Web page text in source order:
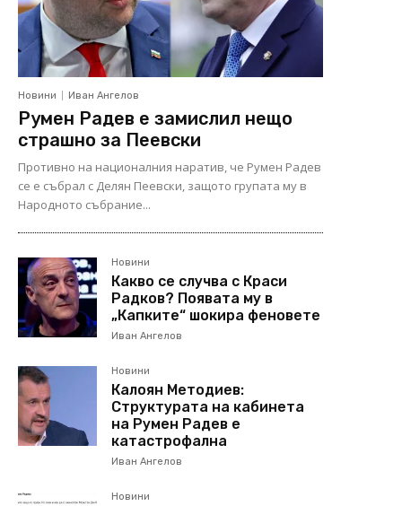
Новини Иван Ангелов
Румен Радев е замислил нещо
страшно за Пеевски
Противно на националния наратив, че Румен Радев
се е събрал с Делян Пеевски, защото групата му в
Народното събрание...
Новини
Какво се случва с Краси
Радков? Появата му в
„Капките“ шокира феновете
Иван Ангелов
Новини
Калоян Методиев:
Структурата на кабинета
на Румен Радев е
катастрофална
Иван Ангелов
Новини